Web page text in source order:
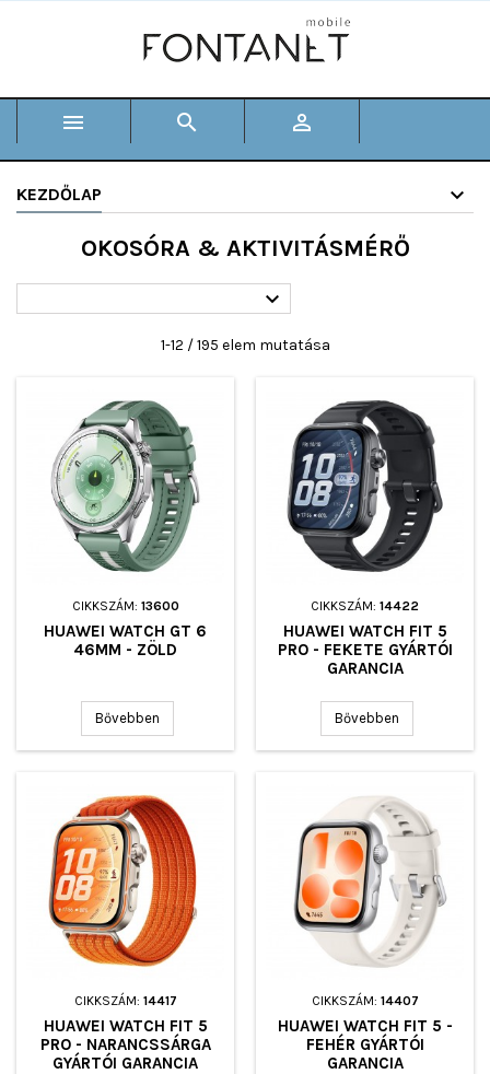
  
KEZDŐLAP
OKOSÓRA & AKTIVITÁSMÉRŐ

1-12 / 195 elem mutatása
CIKKSZÁM: 13600
HUAWEI WATCH GT 6
46MM - ZÖLD
Bővebben
CIKKSZÁM: 14422
HUAWEI WATCH FIT 5
PRO - FEKETE GYÁRTÓI
GARANCIA
Bővebben
CIKKSZÁM: 14417
HUAWEI WATCH FIT 5
PRO - NARANCSSÁRGA
GYÁRTÓI GARANCIA
CIKKSZÁM: 14407
HUAWEI WATCH FIT 5 -
FEHÉR GYÁRTÓI
GARANCIA